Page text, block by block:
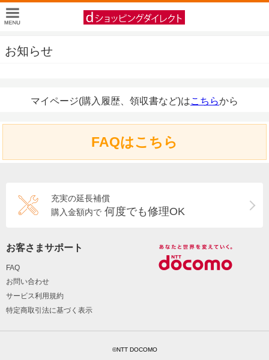
お知らせ
マイページ(購入履歴、領収書など)はこちらから
FAQはこちら
充実の延長補償
購入金額内で 何度でも修理OK
お客さまサポート
FAQ
お問い合わせ
サービス利用規約
特定商取引法に基づく表示
©NTT DOCOMO